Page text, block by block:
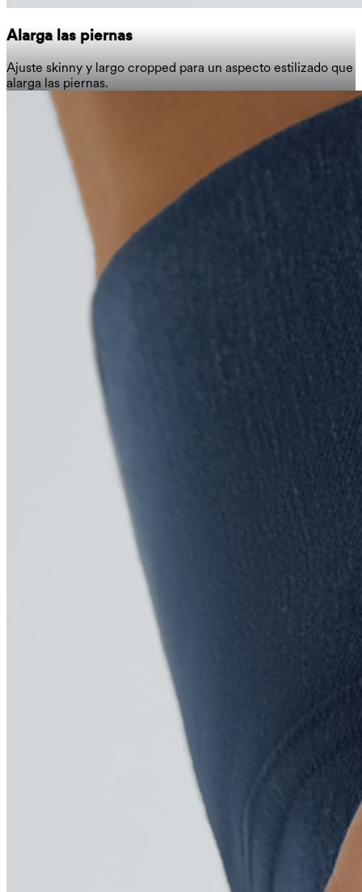
Alarga las piernas
Ajuste skinny y largo cropped para un aspecto estilizado que
alarga las piernas.